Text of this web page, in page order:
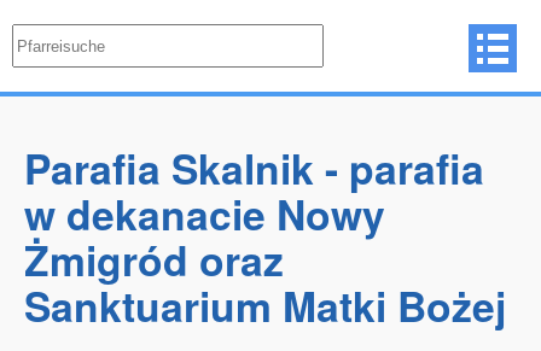
Parafia Skalnik - parafia
w dekanacie Nowy
Żmigród oraz
Sanktuarium Matki Bożej